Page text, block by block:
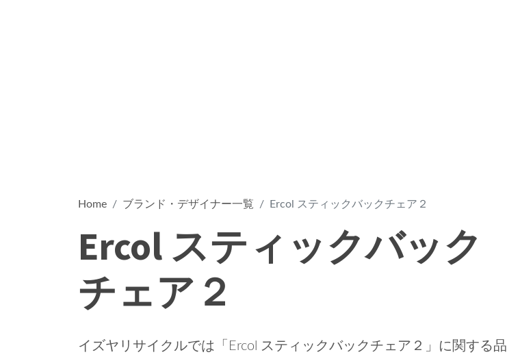
Home ブランド・デザイナー一覧 Ercol スティックバックチェア２
Ercol スティックバック
チェア２
イズヤリサイクルでは「Ercol スティックバックチェア２」に関する品